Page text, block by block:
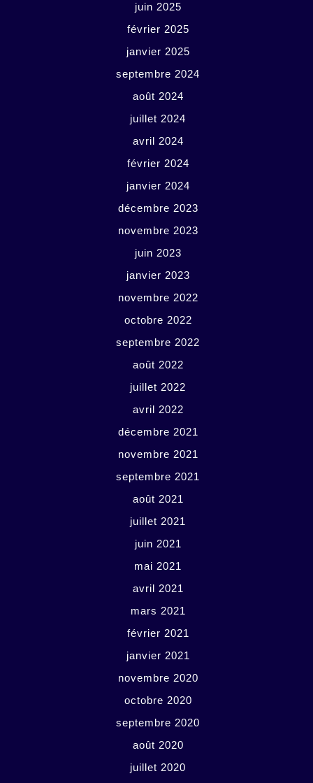
juin 2025
février 2025
janvier 2025
septembre 2024
août 2024
juillet 2024
avril 2024
février 2024
janvier 2024
décembre 2023
novembre 2023
juin 2023
janvier 2023
novembre 2022
octobre 2022
septembre 2022
août 2022
juillet 2022
avril 2022
décembre 2021
novembre 2021
septembre 2021
août 2021
juillet 2021
juin 2021
mai 2021
avril 2021
mars 2021
février 2021
janvier 2021
novembre 2020
octobre 2020
septembre 2020
août 2020
juillet 2020